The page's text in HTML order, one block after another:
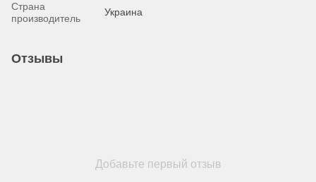
Страна
производитель
Украина
Отзывы
Добавьте первый отзыв